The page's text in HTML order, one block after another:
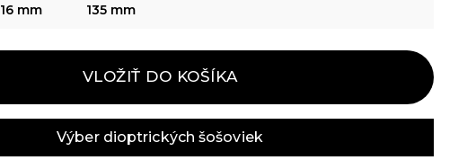
16 mm 135 mm
VLOŽIŤ DO KOŠÍKA
Výber dioptrických šošoviek